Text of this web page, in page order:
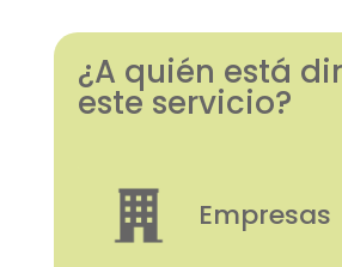
¿A quién está
este servicio?
Empresas